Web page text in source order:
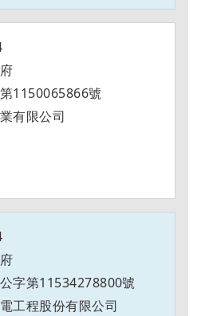
1150065866號
有限公司
字第11534278800號
工程股份有限公司